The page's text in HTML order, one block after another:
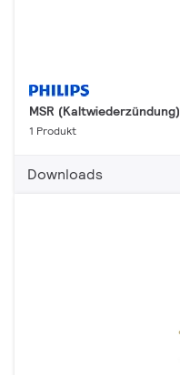
MSR (Kaltwiederzündung)
1 Produkt
Downloads